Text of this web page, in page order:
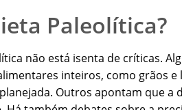
Paleolítica?
não está isenta de críticas.
inteiros, como grãos e
Outros apontam que a